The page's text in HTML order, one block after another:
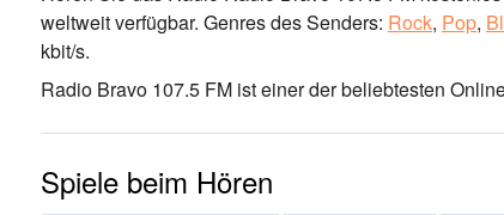
weltweit verfügbar. Genres des Senders: Rock, Pop,
kbit/s.
Radio Bravo 107.5 FM ist einer der beliebtesten
Spiele beim Hören